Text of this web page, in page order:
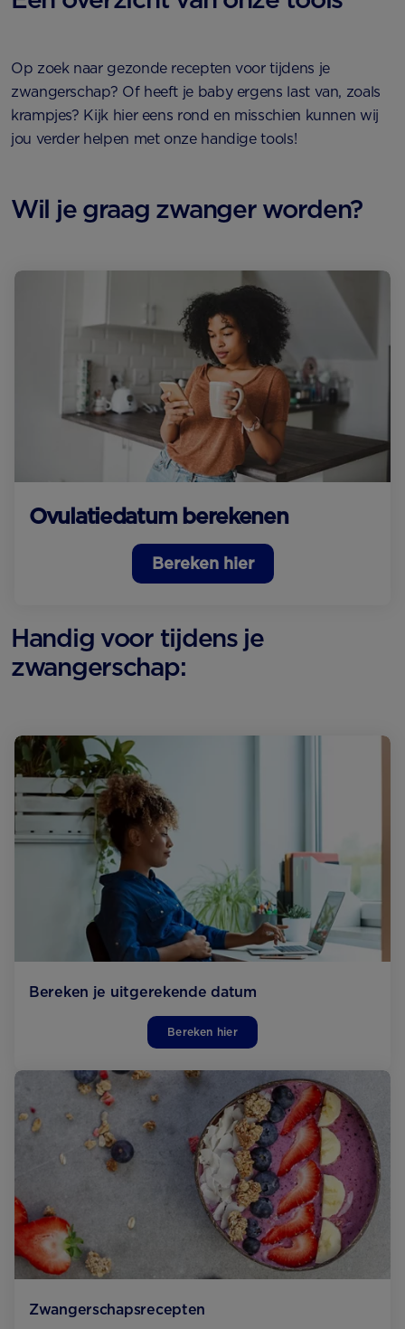
Op zoek naar gezonde recepten voor tijdens je
zwangerschap? Of heeft je baby ergens last van, zoals
krampjes? Kijk hier eens rond en misschien kunnen wij
jou verder helpen met onze handige tools!
Wil je graag zwanger worden?
Ovulatiedatum berekenen
Bereken hier
Handig voor tijdens je
zwangerschap:
Bereken je uitgerekende datum
Bereken hier
Zwangerschaps­recepten